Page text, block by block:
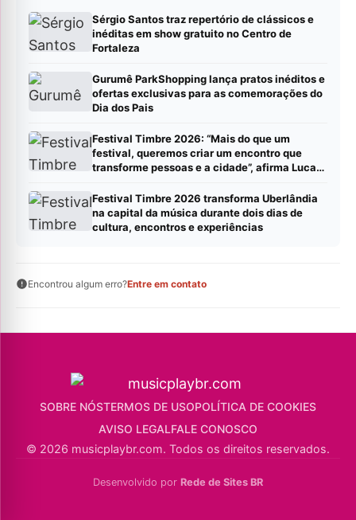
Sérgio Santos traz repertório de clássicos e
inéditas em show gratuito no Centro de
Fortaleza
Gurumê ParkShopping lança pratos inéditos e
ofertas exclusivas para as comemorações do
Dia dos Pais
Festival Timbre 2026: “Mais do que um
festival, queremos criar um encontro que
transforme pessoas e a cidade”, afirma Lucas
Festival Timbre 2026 transforma Uberlândia
na capital da música durante dois dias de
cultura, encontros e experiências
Encontrou algum erro?Entre em contato
SOBRE NÓSTERMOS DE USOPOLÍTICA DE COOKIES
AVISO LEGALFALE CONOSCO
© 2026 musicplaybr.com. Todos os direitos reservados.
Desenvolvido por Rede de Sites BR